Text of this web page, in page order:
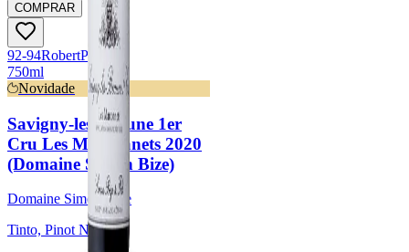
COMPRAR
92-94RobertParker
750ml
Novidade
Savigny-les-Beaune 1er
Cru Les Marconnets 2020
(Domaine Simon Bize)
Domaine Simon Bize
Tinto, Pinot Noir